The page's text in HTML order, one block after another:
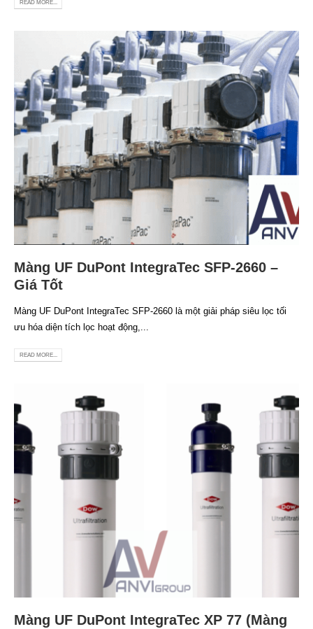
READ MORE...
Màng UF DuPont IntegraTec SFP-2660 –
Giá Tốt
Màng UF DuPont IntegraTec SFP-2660 là một giải pháp siêu lọc tối
ưu hóa diện tích lọc hoạt động,...
READ MORE...
Màng UF DuPont IntegraTec XP 77 (Màng